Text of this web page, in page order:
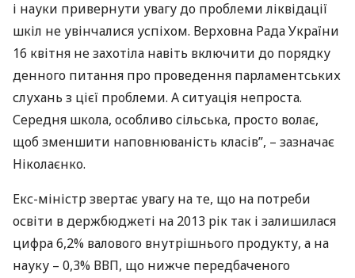
і науки привернути увагу до проблеми ліквідації
шкіл не увінчалися успіхом. Верховна Рада України
16 квітня не захотіла навіть включити до порядку
денного питання про проведення парламентських
слухань з цієї проблеми. А ситуація непроста.
Середня школа, особливо сільська, просто волає,
щоб зменшити наповнюваність класів”, – зазначає
Ніколаєнко.
Екс-міністр звертає увагу на те, що на потреби
освіти в держбюджеті на 2013 рік так і залишилася
цифра 6,2% валового внутрішнього продукту, а на
науку – 0,3% ВВП, що нижче передбаченого